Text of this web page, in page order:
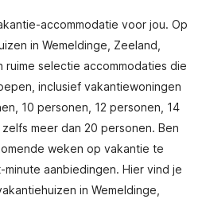
accommodatie voor jou. Op
in Wemeldinge, Zeeland,
ruime selectie accommodaties die
inclusief vakantiewoningen
10 personen, 12 personen, 14
meer dan 20 personen. Ben
weken op vakantie te
aanbiedingen. Hier vind je
in Wemeldinge,